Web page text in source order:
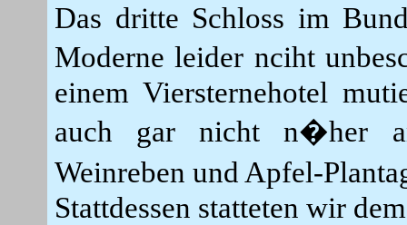
Das dritte Schloss im
Moderne leider nciht
einem Viersternehotel
auch gar nicht n�her
Weinreben und Apfel-
Stattdessen statteten wir